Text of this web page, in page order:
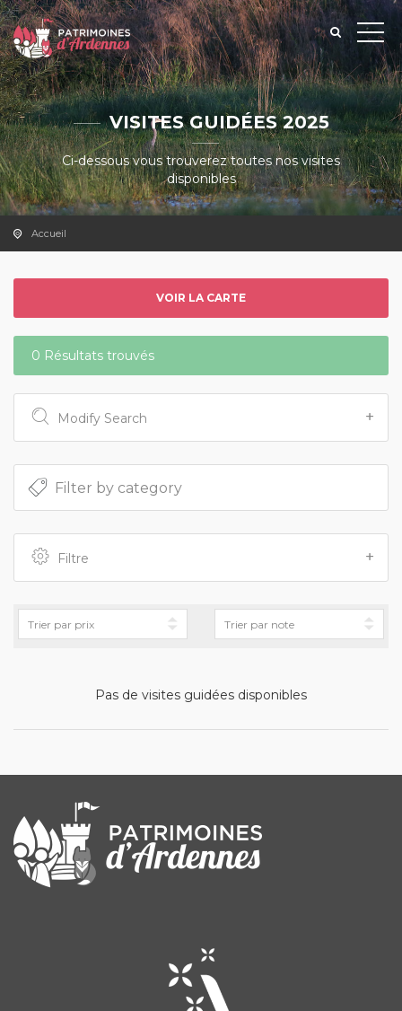
VISITES GUIDÉES 2025
Ci-dessous vous trouverez toutes nos visites
disponibles
Accueil
VOIR LA CARTE
0 Résultats trouvés
Modify Search
Filtre
Pas de visites guidées disponibles